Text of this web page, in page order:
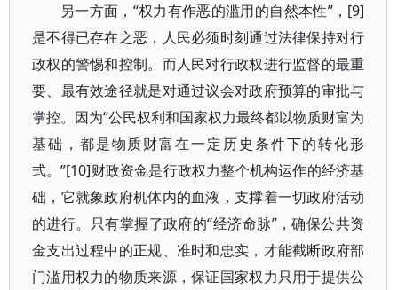
另一方面，“权力有作恶的滥用的自然本性”，[9]
是不得已存在之恶，人民必须时刻通过法律保持对行
政权的警惕和控制。而人民对行政权进行监督的最重
要、最有效途径就是对通过议会对政府预算的审批与
掌控。因为“公民权利和国家权力最终都以物质财富为
基础，都是物质财富在一定历史条件下的转化形
式。”[10]财政资金是行政权力整个机构运作的经济基
础，它就象政府机体内的血液，支撑着一切政府活动
的进行。只有掌握了政府的“经济命脉”，确保公共资
金支出过程中的正规、准时和忠实，才能截断政府部
门滥用权力的物质来源，保证国家权力只用于提供公